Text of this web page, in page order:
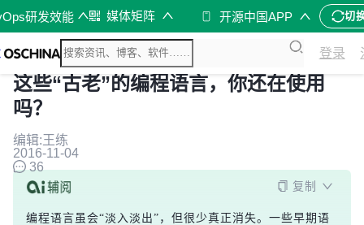
研发效能 媒体矩阵 开源中国APP 切
登录
这些“古老”的编程语言，你还在使用
吗？
编辑:王练
2016-11-04
36
复制
编程语言虽会“淡入淡出”，但很少真正消失。一些早期语